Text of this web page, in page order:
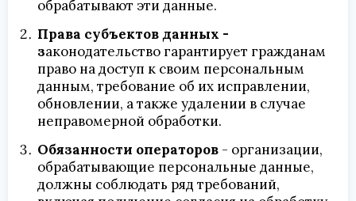
обрабатывают эти данные.
Права субъектов данных -
законодательство гарантирует гражданам
право на доступ к своим персональным
данным, требование об их исправлении,
обновлении, а также удалении в случае
неправомерной обработки.
Обязанности операторов - организации,
обрабатывающие персональные данные,
должны соблюдать ряд требований,